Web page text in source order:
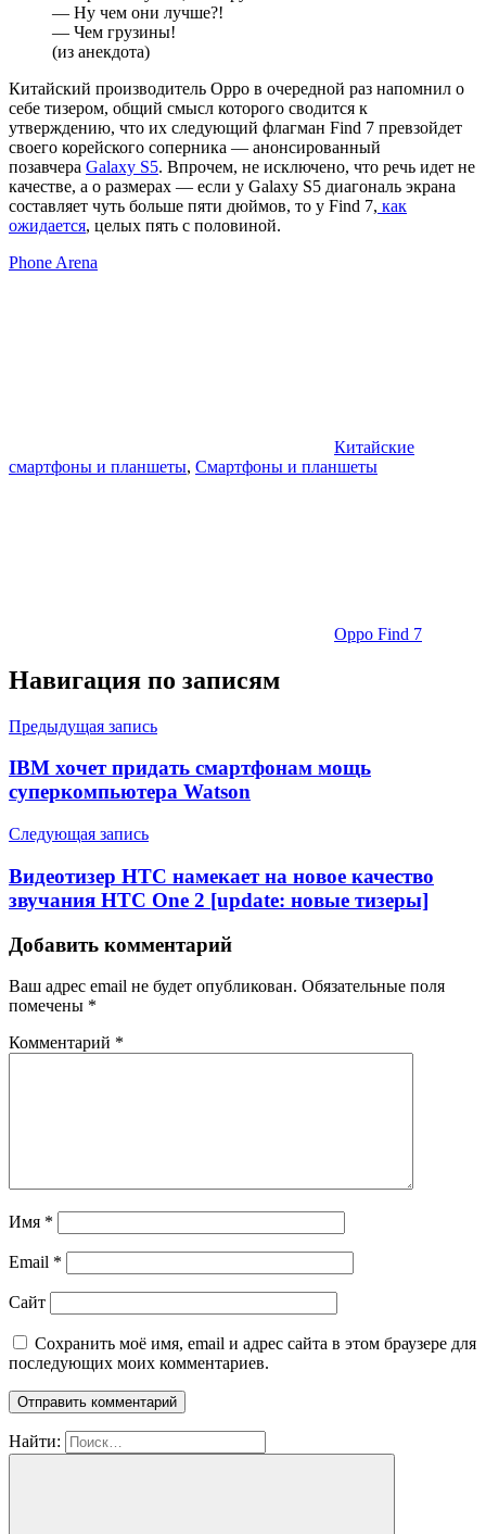
— Ну чем они лучше?!
— Чем грузины!
(из анекдота)
Китайский производитель Oppo в очередной раз напомнил о
себе тизером, общий смысл которого сводится к
утверждению, что их следующий флагман Find 7 превзойдет
своего корейского соперника — анонсированный
позавчера Galaxy S5. Впрочем, не исключено, что речь идет не
качестве, а о размерах — если у Galaxy S5 диагональ экрана
составляет чуть больше пяти дюймов, то у Find 7, как
ожидается, целых пять с половиной.
Phone Arena
Китайские
смартфоны и планшеты, Смартфоны и планшеты
Oppo Find 7
Навигация по записям
Предыдущая запись
IBM хочет придать смартфонам мощь
суперкомпьютера Watson
Следующая запись
Видеотизер HTC намекает на новое качество
звучания HTC One 2 [update: новые тизеры]
Добавить комментарий
Ваш адрес email не будет опубликован. Обязательные поля
помечены *
Комментарий *
Имя *
Email *
Сайт
Сохранить моё имя, email и адрес сайта в этом браузере для
последующих моих комментариев.
Найти: